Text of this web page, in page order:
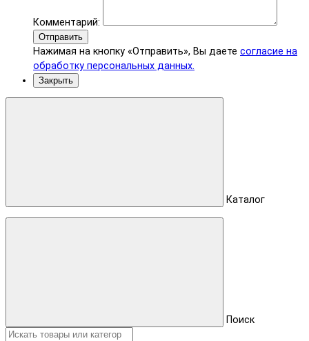
Комментарий:
Отправить
Нажимая на кнопку «Отправить», Вы даете согласие на
обработку персональных данных.
Закрыть
Каталог
Поиск